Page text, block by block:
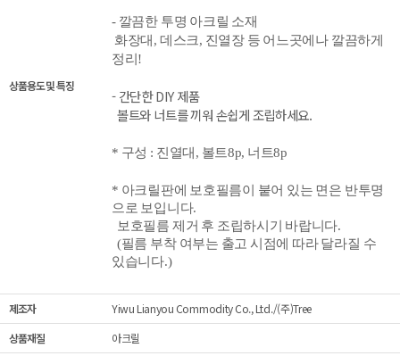
상품용도 및 특징
- 깔끔한 투명 아크릴 소재
화장대, 데스크, 진열장 등 어느곳에나 깔끔하게
정리!
- 간단한 DIY 제품
볼트와 너트를 끼워 손쉽게 조립하세요.
* 구성 : 진열대, 볼트8p, 너트8p
* 아크릴판에 보호필름이 붙어 있는 면은 반투명
으로 보입니다.
보호필름 제거 후 조립하시기 바랍니다.
(필름 부착 여부는 출고 시점에 따라 달라질 수
있습니다.)
제조자
Yiwu Lianyou Commodity Co., Ltd./(주)Tree
상품재질
아크릴